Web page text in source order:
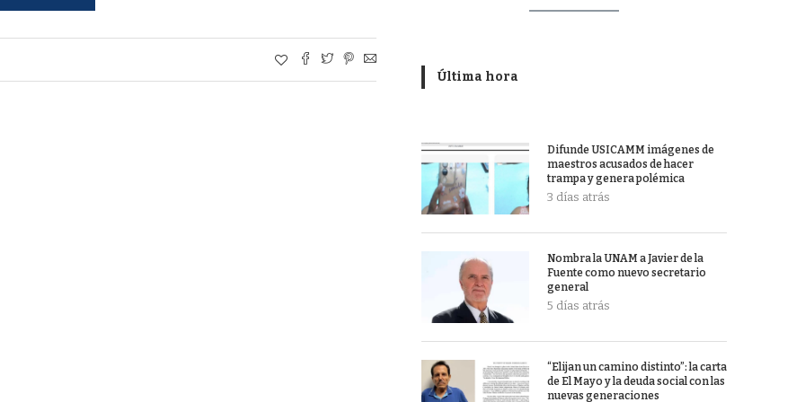
Última hora
Difunde USICAMM imágenes de
maestros acusados de hacer
trampa y genera polémica
3 días atrás
Nombra la UNAM a Javier de la
Fuente como nuevo secretario
general
5 días atrás
“Elijan un camino distinto”: la carta
de El Mayo y la deuda social con las
nuevas generaciones